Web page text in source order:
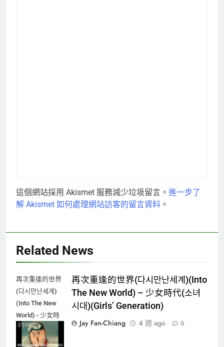
這個網站採用 Akismet 服務減少垃圾留言。 進一步了
解 Akismet 如何處理網站訪客的留言資料 。
Related News
再次重逢的世界
(다시만난세계)
(Into The New
World) - 少女時
代(소녀시대)
(Girls'
再次重逢的世界(다시만난세계)(Into
The New World) – 少女時代(소녀
시대)(Girls’ Generation)
Jay Fan-Chiang
4 週 ago 0